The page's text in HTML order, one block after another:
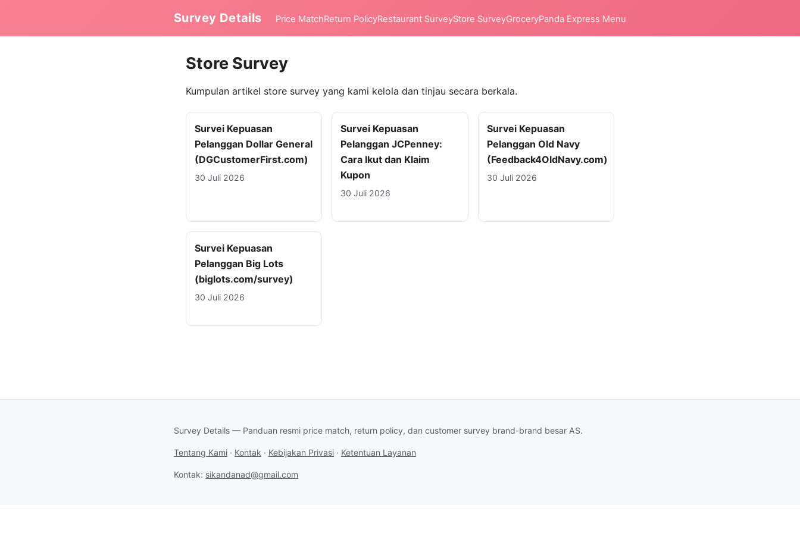
Survey Details Price MatchReturn PolicyRestaurant SurveyStore SurveyGroceryPanda Express Menu
Store Survey
Kumpulan artikel store survey yang kami kelola dan tinjau secara berkala.
Survei Kepuasan
Pelanggan Dollar General
(DGCustomerFirst.com)
30 Juli 2026
Survei Kepuasan
Pelanggan JCPenney:
Cara Ikut dan Klaim
Kupon
30 Juli 2026
Survei Kepuasan
Pelanggan Old Navy
(Feedback4OldNavy.com)
30 Juli 2026
Survei Kepuasan
Pelanggan Big Lots
(biglots.com/survey)
30 Juli 2026
Survey Details — Panduan resmi price match, return policy, dan customer survey brand-brand besar AS.
Tentang Kami · Kontak · Kebijakan Privasi · Ketentuan Layanan
Kontak: sikandanad@gmail.com